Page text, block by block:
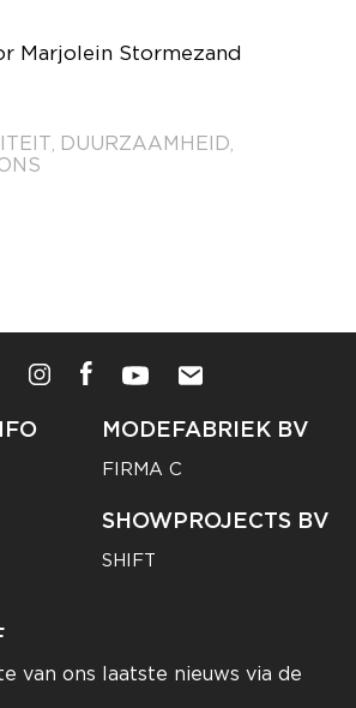
Marjolein Stormezand
DUURZAAMHEID
MODEFABRIEK BV
FIRMA C
SHOWPROJECTS BV
SHIFT
van ons laatste nieuws via de